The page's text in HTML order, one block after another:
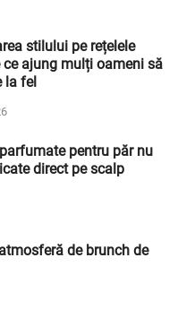
stilului pe rețelele
ce ajung mulți oameni să
la fel
pentru păr nu
direct pe scalp
de brunch de